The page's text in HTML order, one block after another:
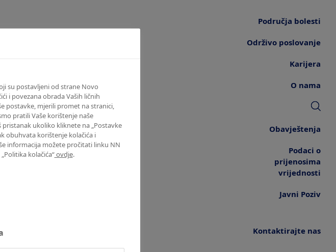
Područja bolesti
Održivo poslovanje
Karijera
O nama
Obavještenja
Podaci o
prijenosima
vrijednosti
Javni Poziv
Kontaktirajte nas
su postavljeni od strane Novo
i povezana obrada Vaših ličnih
postavke, mjerili promet na stranici,
pratili Vaše korištenje naše
ukoliko kliknete na „Postavke
obuhvata korištenje kolačića i
informacija možete pročitati linku NN
kolačića“ovdje.